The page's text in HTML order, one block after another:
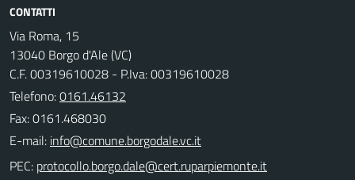
CONTATTI
Via Roma, 15
13040 Borgo d'Ale (VC)
C.F. 00319610028 - P.Iva: 00319610028
Telefono:0161.46132
Fax: 0161.468030
E-mail:
PEC: